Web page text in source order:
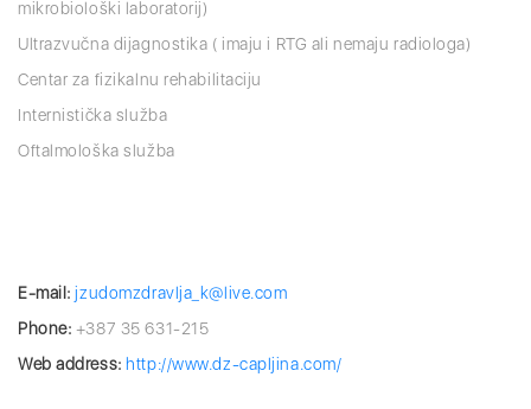
mikrobiološki laboratorij)
Ultrazvučna dijagnostika ( imaju i RTG ali nemaju radiologa)
Centar za fizikalnu rehabilitaciju
Internistička služba
Oftalmološka služba
E-mail: jzudomzdravlja_k@live.com
Phone: +387 35 631-215
Web address: http://www.dz-capljina.com/